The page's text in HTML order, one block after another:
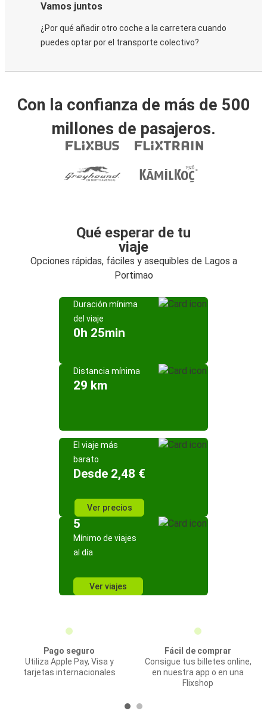
Vamos juntos
¿Por qué añadir otro coche a la carretera cuando
puedes optar por el transporte colectivo?
Con la confianza de más de 500
millones de pasajeros.
Qué esperar de tu
viaje
Opciones rápidas, fáciles y asequibles de Lagos a
Portimao
Duración mínima
del viaje
0h 25min
Distancia mínima
29 km
El viaje más
barato
Desde 2,48 €
Ver precios
5
Mínimo de viajes
al día
Ver viajes
Pago seguro
Utiliza Apple Pay, Visa y
tarjetas internacionales
Fácil de comprar
Consigue tus billetes online,
en nuestra app o en una
Flixshop